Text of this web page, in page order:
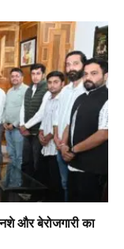
और बेरोजगारी का